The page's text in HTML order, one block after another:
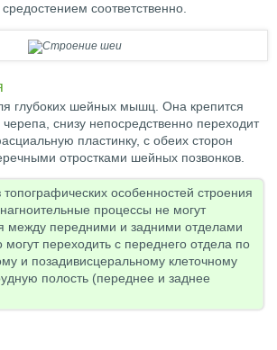
соответственно.
глубоких шейных мышц. Она крепится
снизу непосредственно переходит
пластинку, с обеих сторон
отростками шейных позвонков.
особенностей строения
процессы не могут
между передними и задними отделами
переходить с переднего отдела по
и позадивисцеральному клеточному
полость (переднее и заднее